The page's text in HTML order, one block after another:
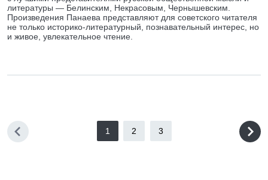
литературы — Белинским, Некрасовым, Чернышевским.
Произведения Панаева представляют для советского читателя
не только историко-литературный, познавательный интерес, но
и живое, увлекательное чтение.
1 2 3